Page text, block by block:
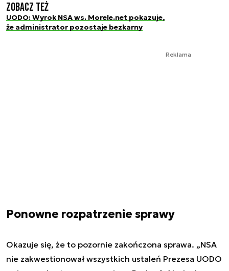
Zobacz też
UODO: Wyrok NSA ws. Morele.net pokazuje,
że administrator pozostaje bezkarny
Reklama
Ponowne rozpatrzenie sprawy
Okazuje się, że to pozornie zakończona sprawa. „NSA
nie zakwestionował wszystkich ustaleń Prezesa UODO